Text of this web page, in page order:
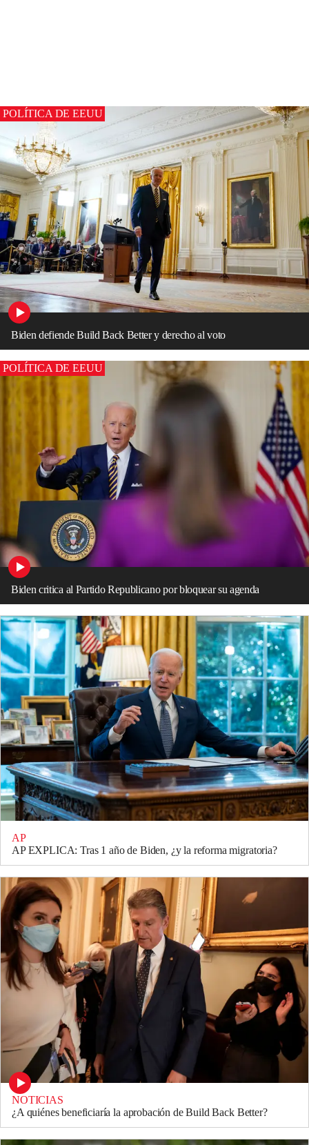
POLÍTICA DE EEUU
Biden defiende Build Back Better y derecho al voto
POLÍTICA DE EEUU
Biden critica al Partido Republicano por bloquear su agenda
AP
AP EXPLICA: Tras 1 año de Biden, ¿y la reforma migratoria?
NOTICIAS
¿A quiénes beneficiaría la aprobación de Build Back Better?